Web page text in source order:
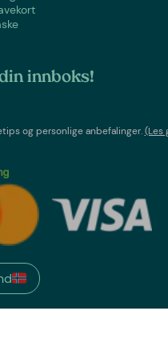
innboks!
og personlige anbefalinger.(Les